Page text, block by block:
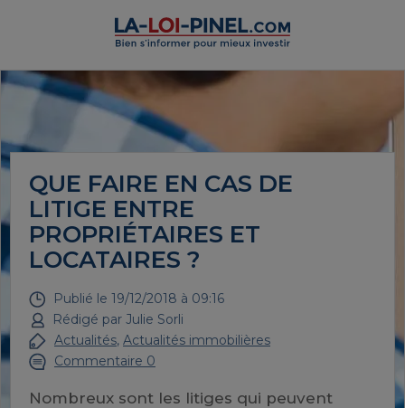
QUE FAIRE EN CAS DE
LITIGE ENTRE
PROPRIÉTAIRES ET
LOCATAIRES ?
Publié le 19/12/2018 à 09:16
Rédigé par Julie Sorli
Actualités, Actualités immobilières
Commentaire 0
Nombreux sont les litiges qui peuvent